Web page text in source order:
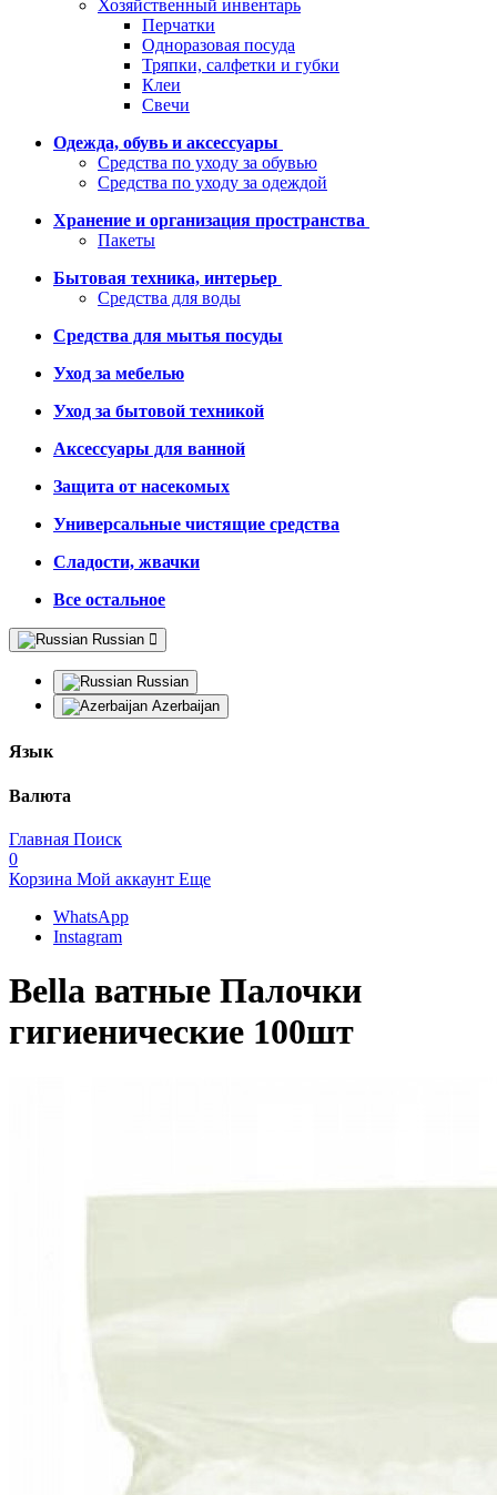
Хозяйственный инвентарь
Перчатки
Одноразовая посуда
Тряпки, салфетки и губки
Клеи
Свечи
Одежда, обувь и аксессуары
Средства по уходу за обувью
Средства по уходу за одеждой
Хранение и организация пространства
Пакеты
Бытовая техника, интерьер
Средства для воды
Средства для мытья посуды
Уход за мебелью
Уход за бытовой техникой
Аксессуары для ванной
Защита от насекомых
Универсальные чистящие средства
Сладости, жвачки
Все остальное
Russian
Russian
Azerbaijan
Язык
Валюта
Главная Поиск
0
Корзина Мой аккаунт Еще
WhatsApp
Instagram
Bella ватные Палочки
гигиенические 100шт